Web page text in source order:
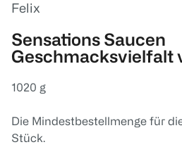
Felix
Sensations Saucen
Geschmacksvielfalt
1020 g
Die Mindestbestellmenge für
Stück.